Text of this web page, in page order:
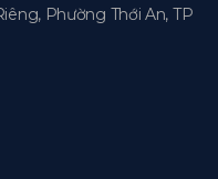
Phường Thới An, TP